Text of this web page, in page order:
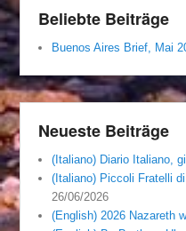
Beliebte Beiträge
Buenos Aires Brief, Mai
Neueste Beiträge
(Italiano) Diario Italiano,
(Italiano) Piccoli Fratelli
26/06/2026
(English) 2026 Nazareth